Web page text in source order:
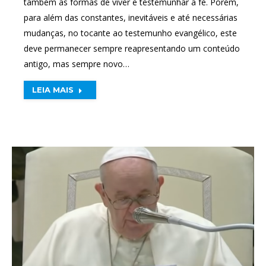
para além das constantes, inevitáveis e até necessárias
mudanças, no tocante ao testemunho evangélico, este
deve permanecer sempre reapresentando um conteúdo
antigo, mas sempre novo…
LEIA MAIS